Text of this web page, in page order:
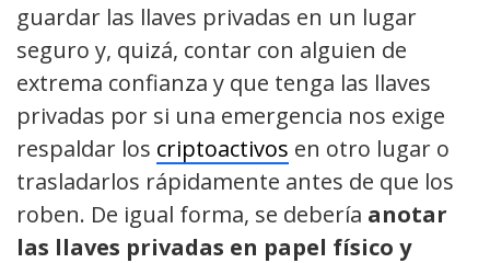
guardar las llaves privadas en un lugar
seguro y, quizá, contar con alguien de
extrema confianza y que tenga las llaves
privadas por si una emergencia nos exige
respaldar los criptoactivos en otro lugar o
trasladarlos rápidamente antes de que los
roben. De igual forma, se debería anotar
las llaves privadas en papel físico y